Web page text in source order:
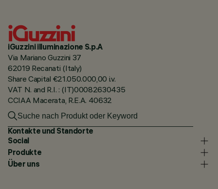
iGuzzini illuminazione S.p.A
Via Mariano Guzzini 37
62019 Recanati (Italy)
Share Capital €21.050.000,00 i.v.
VAT N. and R.I. : (IT)00082630435
CCIAA Macerata, R.E.A. 40632
Kontakte und Standorte
Social
Produkte
Über uns